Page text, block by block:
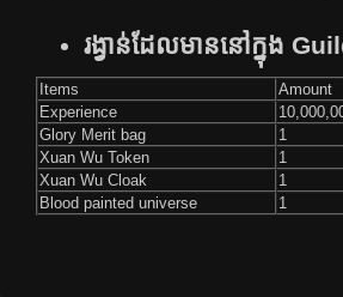
រង្វាន់​ដែល​មាន​នៅ​ក្នុង​
Items Amount
Experience
Glory Merit bag
1
Xuan Wu Token
1
Xuan Wu Cloak
1
Blood painted universe
1